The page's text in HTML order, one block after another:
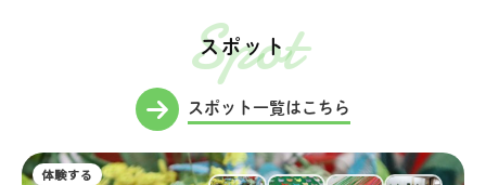
スポット
Spot
スポット一覧はこちら
体験する